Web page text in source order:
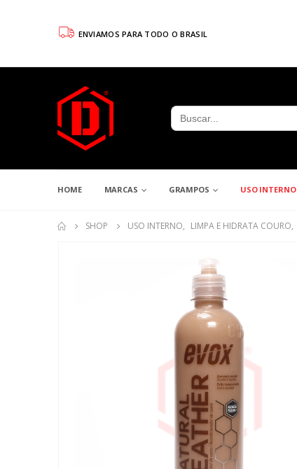
ENVIAMOS PARA TODO O BRASIL
Search
for:
HOME MARCAS GRAMPOS USO INTERNO
SHOP USO INTERNO, LIMPA E HIDRATA COURO,